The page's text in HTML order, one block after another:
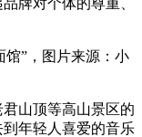
馆”，图片来源：小
山顶等高山景区的
年轻人喜爱的音乐